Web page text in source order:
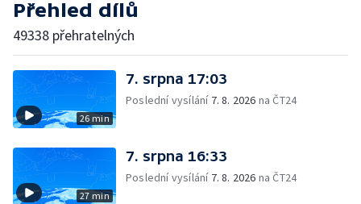
Přehled dílů
49338 přehratelných
26 min
7. srpna 17:03
Poslední vysílání 7. 8. 2026 na ČT24
27 min
7. srpna 16:33
Poslední vysílání 7. 8. 2026 na ČT24